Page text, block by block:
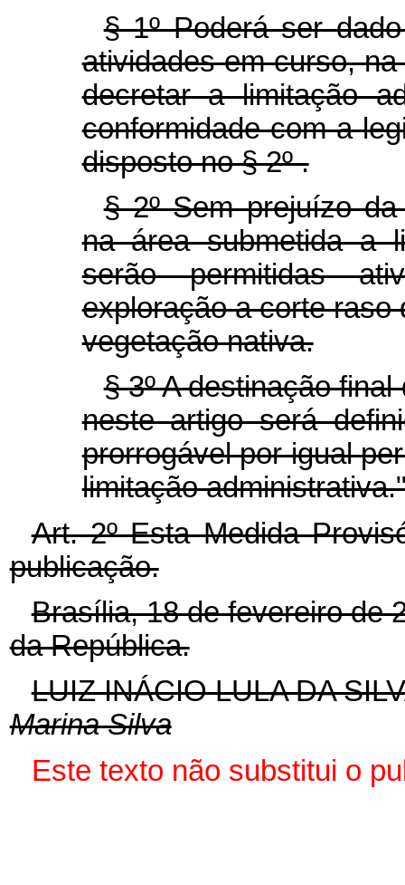
§ 1º Poderá ser
atividades em curso,
decretar a limitação
conformidade com a
disposto no § 2º .
§ 2º Sem prejuízo
na área submetida a
serão permitidas
exploração a corte raso
vegetação nativa.
§ 3º A destinação
neste artigo será
prorrogável por igual
limitação
Art. 2º Esta Medida
publicação.
Brasília, 18 de fevereiro de
da República.
LUIZ INÁCIO LULA DA
Marina Silva
Este texto não substitui o